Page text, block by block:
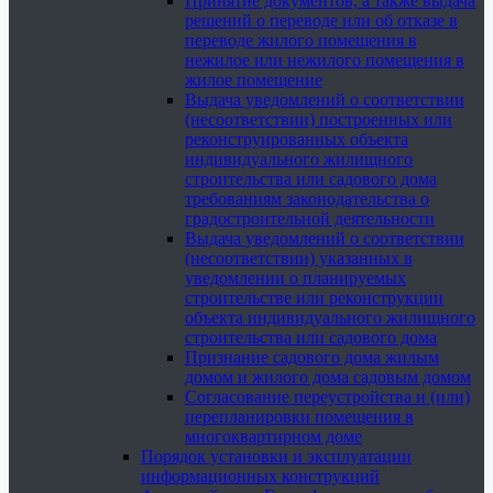
решений о переводе или об отказе в
переводе жилого помещения в
нежилое или нежилого помещения в
жилое помещение
Выдача уведомлений о соответствии
(несоответствии) построенных или
реконструированных объекта
индивидуального жилищного
строительства или садового дома
требованиям законодательства о
градостроительной деятельности
Выдача уведомлений о соответствии
(несоответствии) указанных в
уведомлении о планируемых
строительстве или реконструкции
объекта индивидуального жилищного
строительства или садового дома
Признание садового дома жилым
домом и жилого дома садовым домом
Согласование переустройства и (или)
перепланировки помещения в
многоквартирном доме
Порядок установки и эксплуатации
информационных конструкций